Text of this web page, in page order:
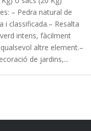
– Pedra natural de
i classificada.– Resalta
intens, fàcilment
altre element.–
de jardins,...